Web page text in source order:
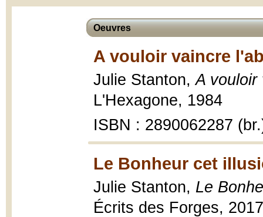
Oeuvres
A vouloir vaincre
Julie Stanton,A vouloir
L'Hexagone, 1984
ISBN : 2890062287
Le Bonheur cet
Julie Stanton, Le
Écrits des Forges, 2017